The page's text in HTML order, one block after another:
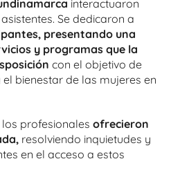
interactuaron
Se dedicaron a
presentando una
y programas que la
con el objetivo de
bienestar de las mujeres en
profesionales ofrecieron
resolviendo inquietudes y
en el acceso a estos